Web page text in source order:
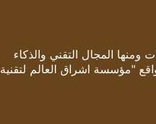
المجال التقني والذكاء
"مؤسسة اشراق العالم لتقنية